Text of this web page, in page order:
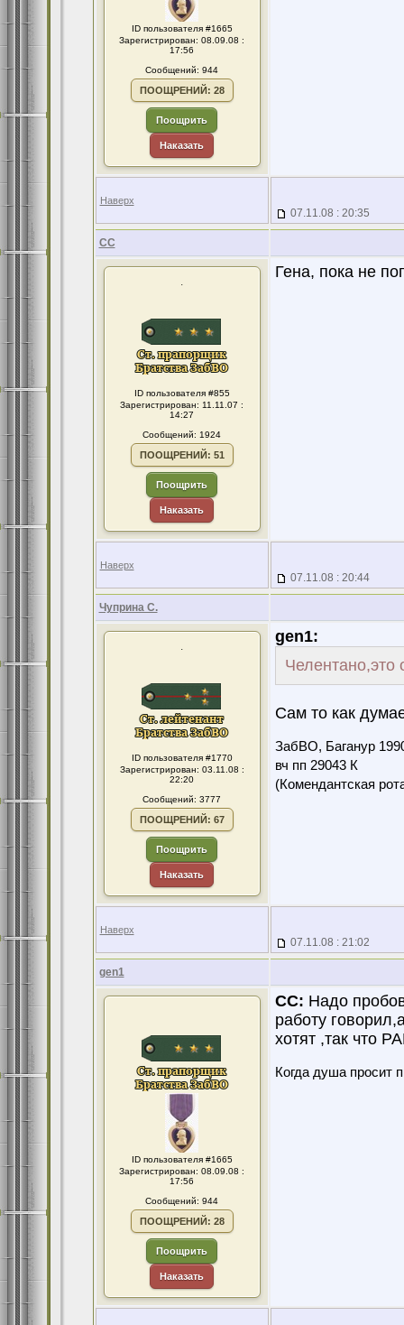
ID пользователя #1665
Зарегистрирован: 08.09.08 :
17:56
Сообщений: 944
ПООЩРЕНИЙ: 28
Поощрить
Наказать
Наверх
07.11.08 : 20:35
CC
.
ID пользователя #855
Зарегистрирован: 11.11.07 :
14:27
Сообщений: 1924
ПООЩРЕНИЙ: 51
Поощрить
Наказать
Гена, пока не
Наверх
07.11.08 : 20:44
Чуприна С.
.
ID пользователя #1770
Зарегистрирован: 03.11.08 :
22:20
Сообщений: 3777
ПООЩРЕНИЙ: 67
Поощрить
Наказать
gen1:
Челентано,это
Сам то как
ЗабВО, Баганур
вч пп 29043 К
(Комендантская
Наверх
07.11.08 : 21:02
gen1
ID пользователя #1665
Зарегистрирован: 08.09.08 :
17:56
Сообщений: 944
ПООЩРЕНИЙ: 28
Поощрить
Наказать
CC: Надо
работу
хотят ,так что
Когда душа просит